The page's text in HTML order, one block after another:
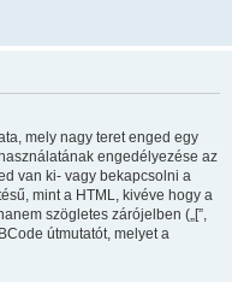
mely nagy teret enged egy
engedélyezése az
van ki- vagy bekapcsolni a
mint a HTML, kivéve hogy a
szögletes zárójelben („[”,
útmutatót, melyet a